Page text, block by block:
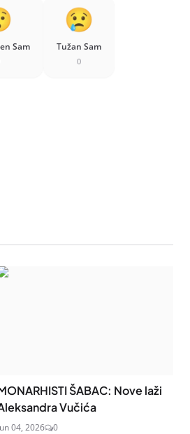
Sam Tužan Sam
0
ŠABAC: Nove laži
Vučića
04, 2026 0